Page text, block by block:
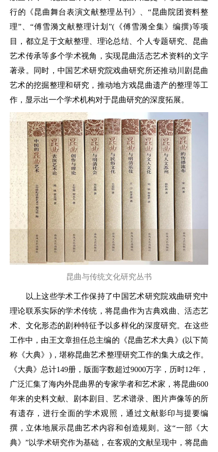
行的《昆曲舞台表演文献整理丛刊》、“昆曲院团资料整
理”、“傅雪漪文献整理计划”(《傅雪漪全集》编撰)等项
目，都立足于文献整理、理论总结、个人专题研究、昆曲
艺术传承等多个学术视角，实现昆曲活态艺术资料的文字
著录。同时，中国艺术研究院戏曲研究所还推动川剧昆曲
艺术的挖掘整理和研究，推动地方戏昆曲遗产的整理等工
作，显示出一个学术机构对于昆曲研究的深度拓展。
昆曲与传统文化研究丛书
以上这些学术工作保持了中国艺术研究院戏曲研究中
理论联系实际的学术传统，将昆曲作为古典戏曲、活态艺
术、文化形态的剧种特征予以多样化的深度研究。在这些
工作中，由王文章担任总主编的《昆曲艺术大典》(以下简
称《大典》)，堪称昆曲艺术整理研究工作的集大成之作。
《大典》总计149册，版面字数超过9000万字，历时12年，
广泛汇集了海内外昆曲界的专家学者和艺术家，将昆曲600
年来的史料文献、剧本剧目、艺术谱录、图片声像等的所
有遗存，进行全面的学术观照，通过文献影印与提要编
撰，立体地展示昆曲艺术内容和创造规则。这“一部《大
典》”以学术研究作为基础，在客观的文献呈现中，将昆曲